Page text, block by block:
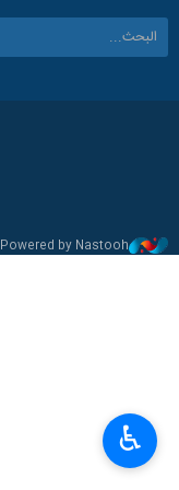
Powered by Nastooh
♿︎